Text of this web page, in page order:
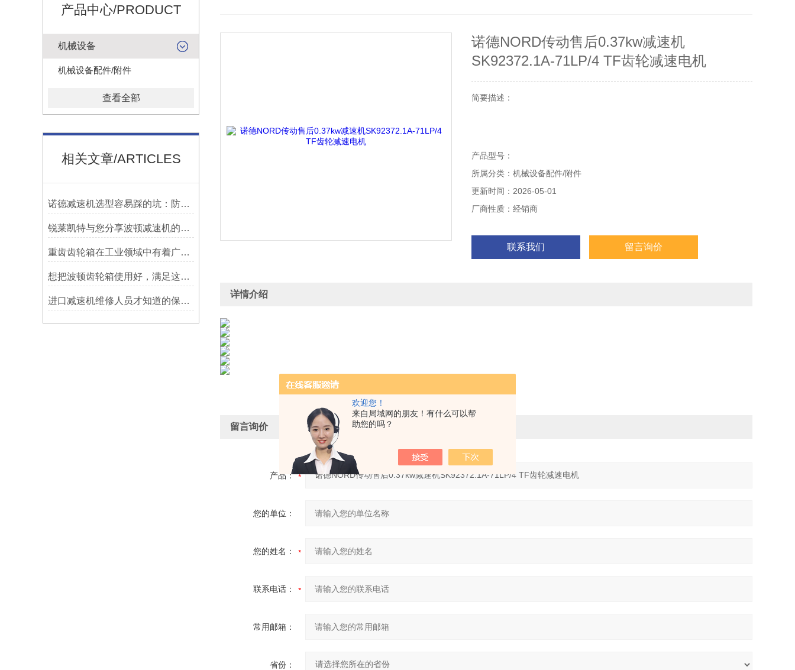
欢迎您！
来自局域网的朋友！有什么可以帮
助您的吗？
产品中心/PRODUCT
机械设备
机械设备配件/附件
查看全部
相关文章/ARTICLES
诺德减速机选型容易踩的坑：防水等级选低了，户外用半年就废
锐莱凯特与您分享波顿减速机的具体使用要求
重齿齿轮箱在工业领域中有着广泛应用
想把波顿齿轮箱使用好，满足这几个小条件就够了
进口减速机维修人员才知道的保养方法，分享给大家
诺德NORD传动售后0.37kw减速机
SK92372.1A-71LP/4 TF齿轮减速电机
简要描述：
产品型号：
所属分类：机械设备配件/附件
更新时间：2026-05-01
厂商性质：经销商
联系我们 留言询价
详情介绍
留言询价
产品：
您的单位：
您的姓名：
联系电话：
常用邮箱：
省份：